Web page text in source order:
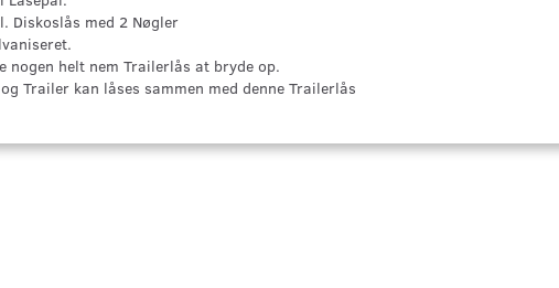
Diskoslås med 2 Nøgler
nogen helt nem Trailerlås at bryde op.
Trailer kan låses sammen med denne Trailerlås